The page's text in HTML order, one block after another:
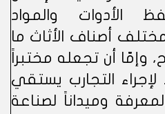
الأدوات والمواد
أصناف الأثاث ما
وإمّا أن تجعله مختبراً
التجارب يستقي
وميداناً لصناعة